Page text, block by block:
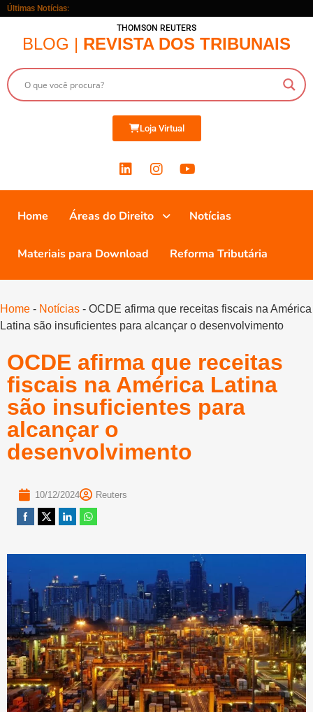
Últimas Notícias:
THOMSON REUTERS
BLOG | REVISTA DOS TRIBUNAIS
Loja Virtual
Home Áreas do Direito Notícias
Materiais para Download Reforma Tributária
Home - Notícias - OCDE afirma que receitas fiscais na América
Latina são insuficientes para alcançar o desenvolvimento
OCDE afirma que receitas
fiscais na América Latina
são insuficientes para
alcançar o
desenvolvimento
10/12/2024 Reuters